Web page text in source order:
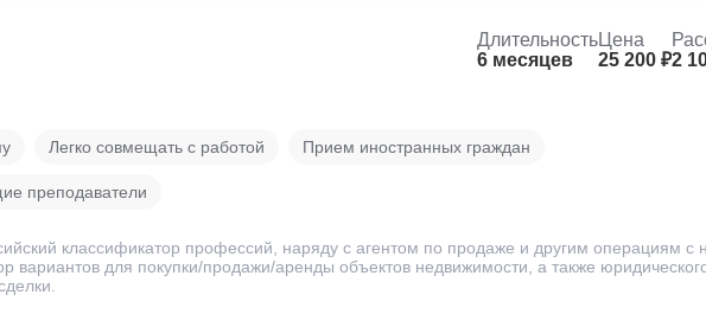
Длительность
6 месяцев
Цена
25 200 ₽2
Легко совмещать с работой Прием иностранных граждан
преподаватели
классификатор профессий, наряду с агентом по продаже и другим операциям с
вариантов для покупки/продажи/аренды объектов недвижимости, а также